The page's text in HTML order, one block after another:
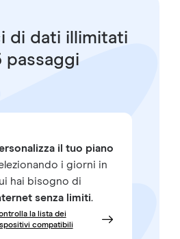
di dati illimitati
passaggi
il tuo piano
i giorni in
hai bisogno di
senza limiti.
la lista dei
compatibili